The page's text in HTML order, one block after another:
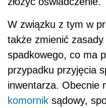
W związku z tym w
także zmienić
spadkowego, co ma
przypadku przyjęcia
inwentarza. Obecnie
komornik sądowy,